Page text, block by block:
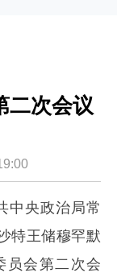
二次会议
中央政治局常
特王储穆罕默
员会第二次会